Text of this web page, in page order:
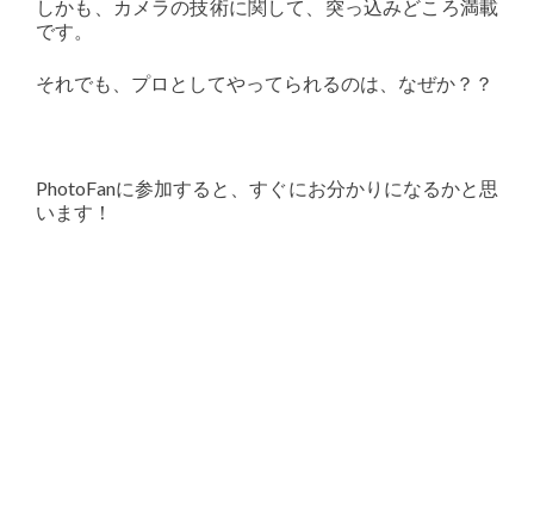
しかも、カメラの技術に関して、突っ込みどころ満載
です。
それでも、プロとしてやってられるのは、なぜか？？
PhotoFanに参加すると、すぐにお分かりになるかと思
います！